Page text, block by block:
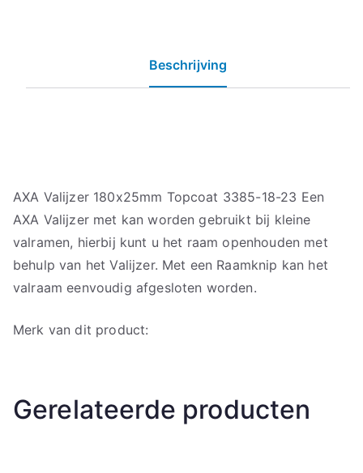
Beschrijving
AXA Valijzer 180x25mm Topcoat 3385-18-23 Een
AXA Valijzer met kan worden gebruikt bij kleine
valramen, hierbij kunt u het raam openhouden met
behulp van het Valijzer. Met een Raamknip kan het
valraam eenvoudig afgesloten worden.
Merk van dit product:
Gerelateerde producten